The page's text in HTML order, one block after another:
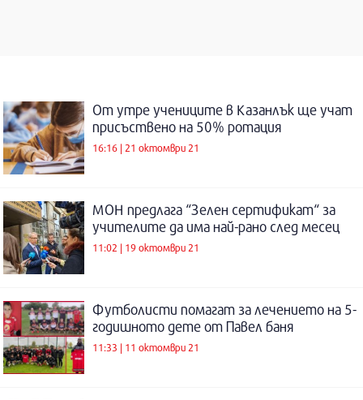
От утре учениците в Казанлък ще учат
присъствено на 50% ротация
16:16 | 21 октомври 21
МОН предлага “Зелен сертификат“ за
учителите да има най-рано след месец
11:02 | 19 октомври 21
Футболисти помагат за лечението на 5-
годишното дете от Павел баня
11:33 | 11 октомври 21